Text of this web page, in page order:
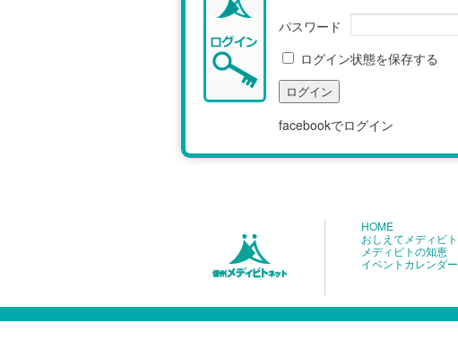
パスワード
ログイン状態を保存する
facebookでログイン
HOME
おしえてメディビト
メディビトの知恵
イベントカレンダー